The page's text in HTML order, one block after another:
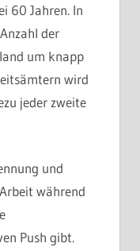
60 Jahren. In
der
um knapp
wird
jeder zweite
und
während
Push gibt.